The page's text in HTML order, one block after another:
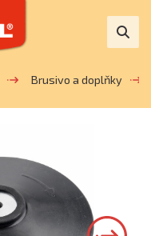
Brusivo a doplňky